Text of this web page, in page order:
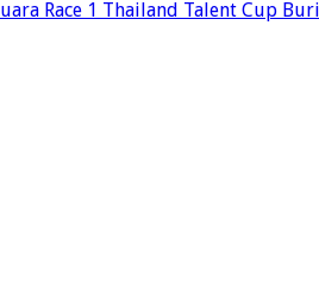
Race 1 Thailand Talent Cup